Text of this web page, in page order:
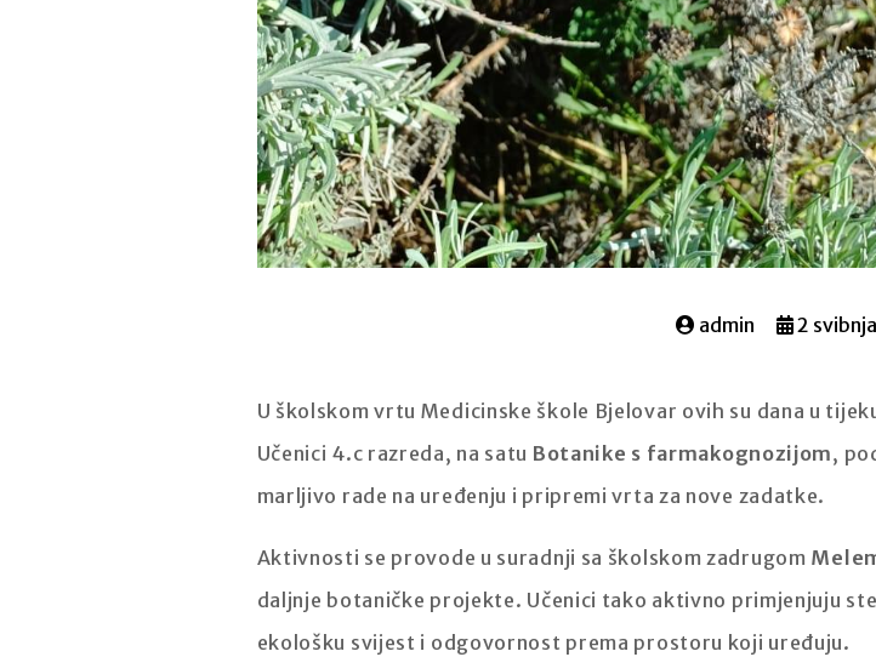
admin 2
U školskom vrtu Medicinske škole Bjelovar ovih su dana u
Učenici 4.c razreda, na satu Botanike s farmakognozijom,
marljivo rade na uređenju i pripremi vrta za nove zadatke.
Aktivnosti se provode u suradnji sa školskom zadrugom
daljnje botaničke projekte. Učenici tako aktivno primjenjuju
ekološku svijest i odgovornost prema prostoru koji uređuju.